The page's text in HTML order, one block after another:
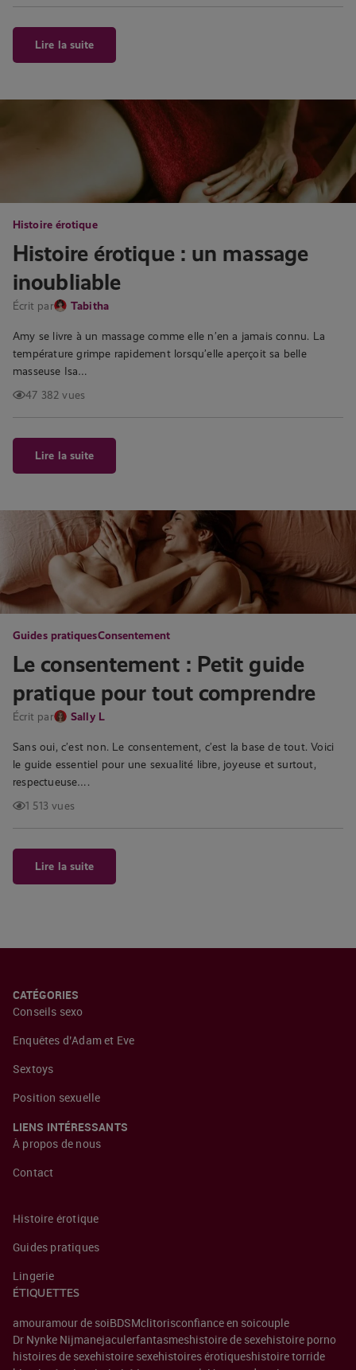
Lire la suite
Histoire érotique
Histoire érotique : un massage
inoubliable
Écrit par Tabitha
Amy se livre à un massage comme elle n’en a jamais connu. La
température grimpe rapidement lorsqu’elle aperçoit sa belle
masseuse Isa…
47 382 vues
Lire la suite
Guides pratiquesConsentement
Le consentement : Petit guide
pratique pour tout comprendre
Écrit par Sally L
Sans oui, c’est non. Le consentement, c’est la base de tout. Voici
le guide essentiel pour une sexualité libre, joyeuse et surtout,
respectueuse….
1 513 vues
Lire la suite
CATÉGORIES
Conseils sexo
Enquêtes d’Adam et Eve
Sextoys
Position sexuelle
LIENS INTÉRESSANTS
À propos de nous
Contact
Histoire érotique
Guides pratiques
Lingerie
ÉTIQUETTES
amouramour de soiBDSMclitorisconfiance en soicouple
Dr Nynke Nijmanejaculerfantasmeshistoire de sexehistoire porno
histoires de sexehistoire sexehistoires érotiqueshistoire torride